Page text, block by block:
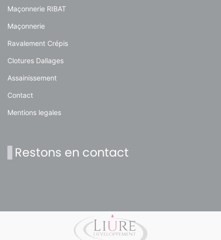
Maçonnerie RIBAT
Maçonnerie
Ravalement Crépis
Clotures Dallages
Assainissement
Contact
Mentions legales
Restons en contact